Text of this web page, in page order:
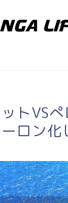
トVS
ロン化